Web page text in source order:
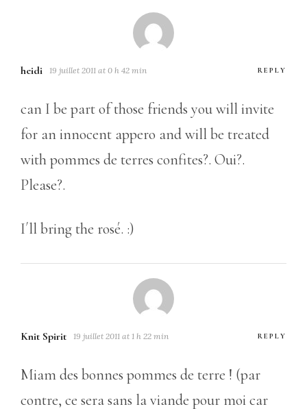
heidi 19 juillet 2011 at 0 h 42 min REPLY
can I be part of those friends you will invite
for an innocent appero and will be treated
with pommes de terres confites?. Oui?.
Please?.
I´ll bring the rosé. :)
Knit Spirit 19 juillet 2011 at 1 h 22 min REPLY
Miam des bonnes pommes de terre ! (par
contre, ce sera sans la viande pour moi car